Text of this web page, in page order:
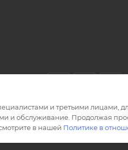
и третьими лицами,
и обслуживание. Продолжая
в нашей Политике в